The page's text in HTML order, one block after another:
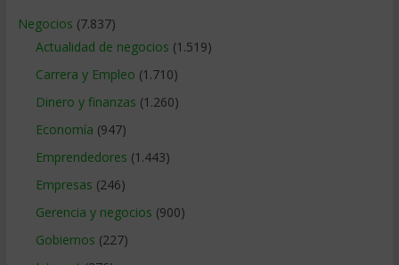
Negocios (7.837)
Actualidad de negocios (1.519)
Carrera y Empleo (1.710)
Dinero y finanzas (1.260)
Economía (947)
Emprendedores (1.443)
Empresas (246)
Gerencia y negocios (900)
Gobiernos (227)